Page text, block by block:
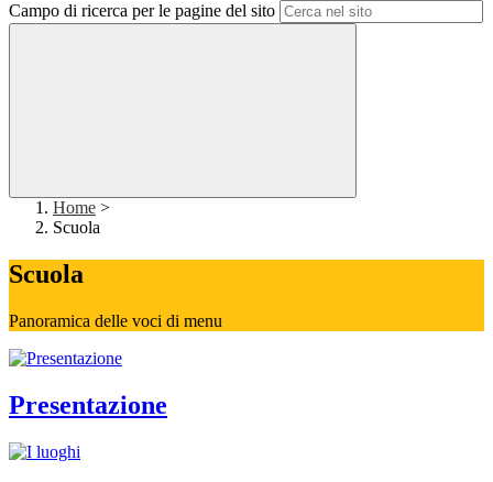
Campo di ricerca per le pagine del sito
Home >
Scuola
Scuola
Panoramica delle voci di menu
Presentazione